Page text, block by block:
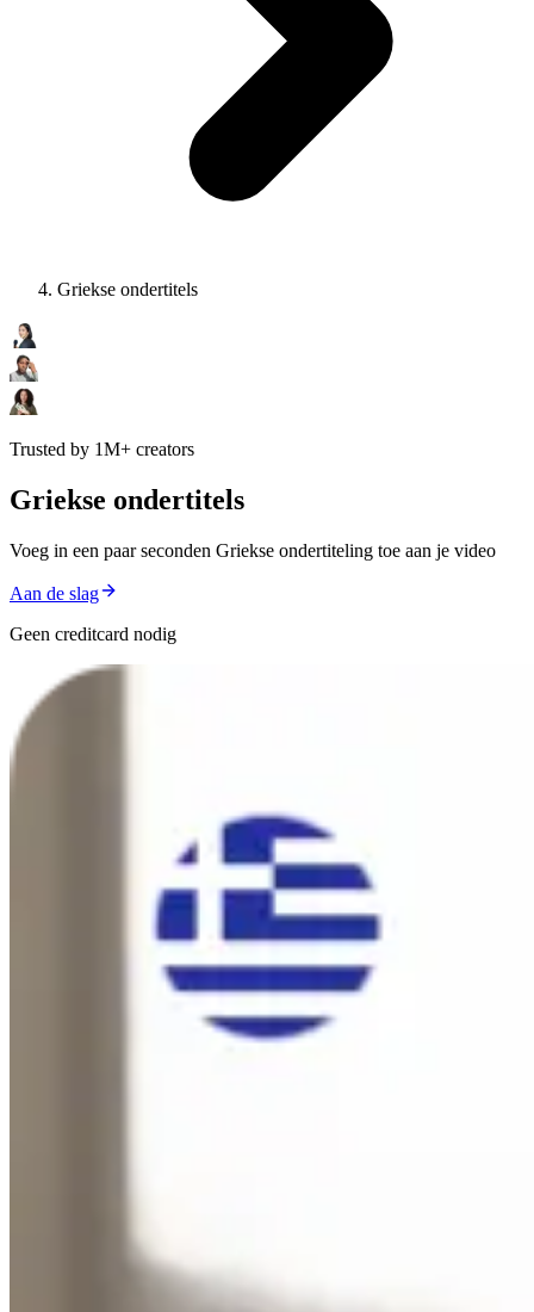
Griekse ondertitels
Trusted by 1M+ creators
Griekse ondertitels
Voeg in een paar seconden Griekse ondertiteling toe aan je video
Aan de slag
Geen creditcard nodig